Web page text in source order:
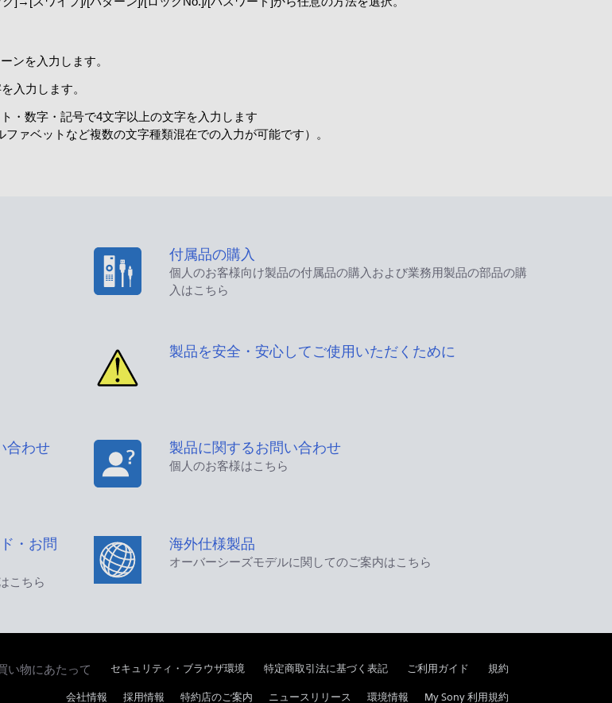
ンを入力します。
入力します。
・数字・記号で4文字以上の文字を入力します
ァベットなど複数の文字種類混在での入力が可能です）。
付属品の購入
個人のお客様向け製品の付属品の購入および業務用製品の部品の購
入はこちら
製品を安全・安心してご使用いただくために
合わせ 製品に関するお問い合わせ
個人のお客様はこちら
・お問
こちら
海外仕様製品
オーバーシーズモデルに関してのご案内はこちら
い物にあたって セキュリティ・ブラウザ環境 特定商取引法に基づく表記 ご利用ガイド 規約
会社情報 採用情報 特約店のご案内 ニュースリリース 環境情報 My Sony 利用規約